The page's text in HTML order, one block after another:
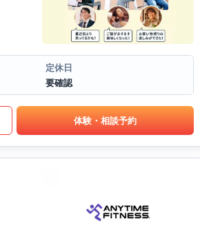
定休日
要確認
体験・相談予約